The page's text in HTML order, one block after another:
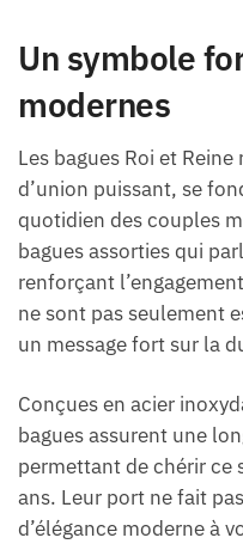
Un symbole
modernes
Les bagues Roi et
d’union puissant, se
quotidien des couples
bagues assorties qui
renforçant
ne sont pas seulement
un message fort sur la
Conçues en acier
bagues assurent une
permettant de chérir ce
ans. Leur port ne fait
d’élégance moderne à